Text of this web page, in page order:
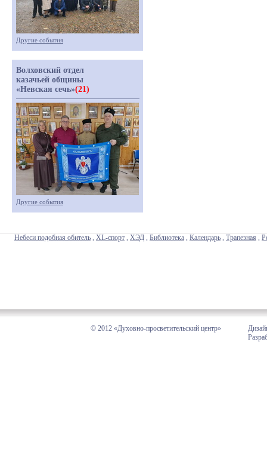
Другие события
Волховский отдел
казачьей общины
«Невская сечь»(21)
Другие события
Небеси подобная обитель , XL-спорт , ХЭД , Библиотека , Календарь , Трапезная ,
© 2012 «Духовно-просветительский центр»